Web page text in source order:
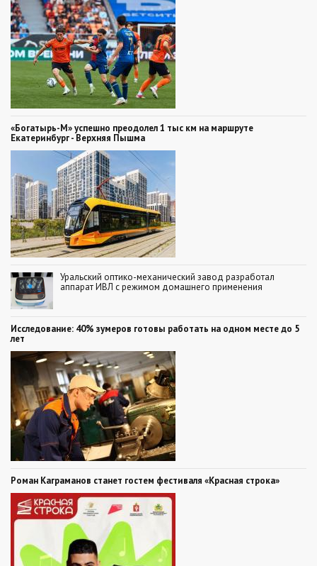
«Богатырь-М» успешно преодолел 1 тыс км на маршруте
Екатеринбург - Верхняя Пышма
Уральский оптико-механический завод разработал
аппарат ИВЛ с режимом домашнего применения
Исследование: 40% зумеров готовы работать на одном месте до 5
лет
Роман Каграманов станет гостем фестиваля «Красная строка»